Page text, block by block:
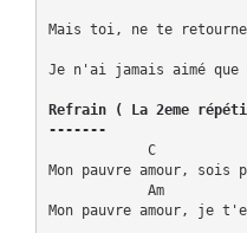
Mais toi, ne te
Je n'ai jamais aimé que
Refrain ( La 2eme
-------
C
Mon pauvre amour, sois
Am